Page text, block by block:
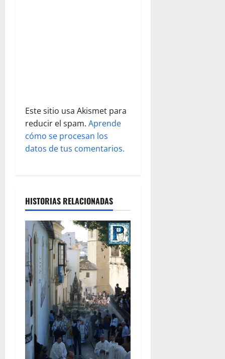
d
a
s
Este sitio usa Akismet para
reducir el spam. Aprende
cómo se procesan los
datos de tus comentarios.
HISTORIAS RELACIONADAS